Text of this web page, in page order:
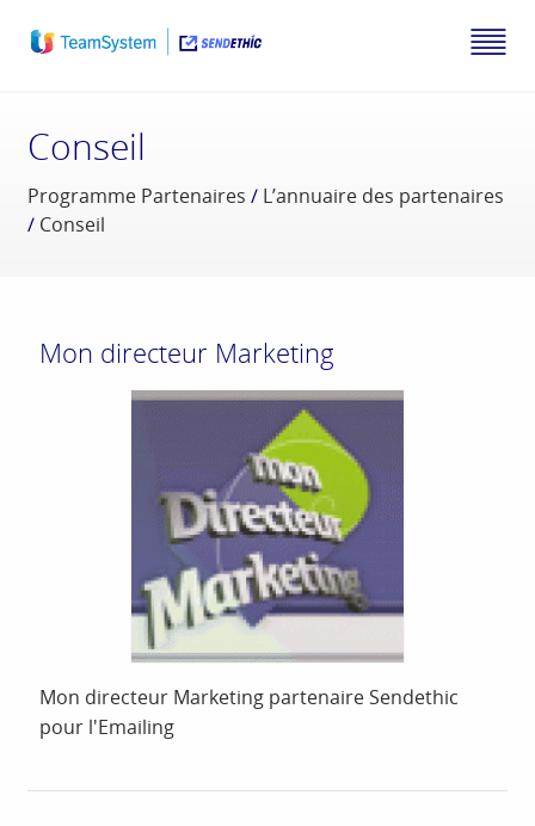
Conseil
Programme Partenaires / L’annuaire des partenaires
/ Conseil
Mon directeur Marketing
Mon directeur Marketing partenaire Sendethic
pour l'Emailing